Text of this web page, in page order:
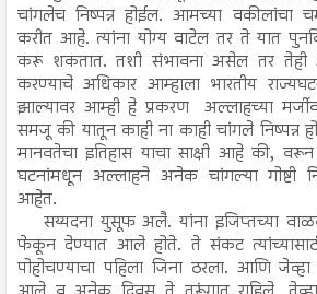
चांगलेच निष्पन्न होईल. आमच्या वकीलांचा
करीत आहे. त्यांना योग्य वाटेल तर ते यात
करू शकतात. तशी संभावना असेल तर
करण्याचे अधिकार आम्हाला भारतीय
झाल्यावर आम्ही हे प्रकरण अल्लाहच्या
समजू की यातून काही ना काही चांगले निष्पन्न
मानवतेचा इतिहास याचा साक्षी आहे की,
घटनांमधून अल्लाहने अनेक चांगल्या गोष्टी
आहेत.
सय्यदना युसूफ अलै. यांना इजिप्तच्या
फेकून देण्यात आले होते. ते संकट
पोहोचण्याचा पहिला जिना ठरला. आणि